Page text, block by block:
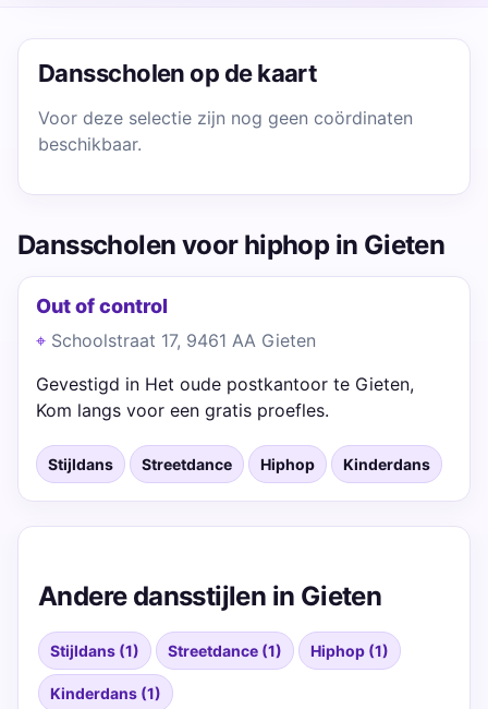
Dansscholen op de kaart
Voor deze selectie zijn nog geen coördinaten
beschikbaar.
Dansscholen voor hiphop in Gieten
Out of control
Schoolstraat 17, 9461 AA Gieten
Gevestigd in Het oude postkantoor te Gieten,
Kom langs voor een gratis proefles.
Stijldans Streetdance Hiphop Kinderdans
Andere dansstijlen in Gieten
Stijldans (1) Streetdance (1) Hiphop (1)
Kinderdans (1)